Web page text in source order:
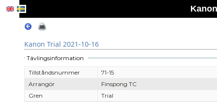
Kanon Trial 2021-10-16
Tävlingsinformation
Tillståndsnummer
71-15
Arrangör
Finspong TC
Gren
Trial